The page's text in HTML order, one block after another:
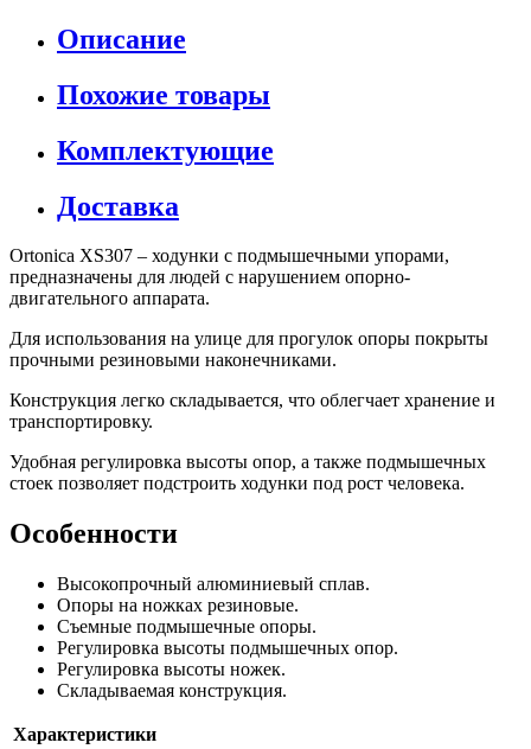
Описание
Похожие товары
Комплектующие
Доставка
Ortonica XS307 – ходунки c подмышечными упорами,
предназначены для людей с нарушением опорно-
двигательного аппарата.
Для использования на улице для прогулок опоры покрыты
прочными резиновыми наконечниками.
Конструкция легко складывается, что облегчает хранение и
транспортировку.
Удобная регулировка высоты опор, а также подмышечных
стоек позволяет подстроить ходунки под рост человека.
Особенности
Высокопрочный алюминиевый сплав.
Опоры на ножках резиновые.
Съемные подмышечные опоры.
Регулировка высоты подмышечных опор.
Регулировка высоты ножек.
Складываемая конструкция.
Характеристики